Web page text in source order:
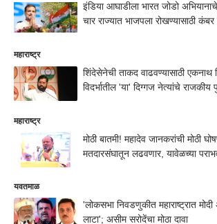
इंडिया आघाडीला भारत जोडो
चार राज्यात भाजपला रोखण्यासाठी
महाराष्ट्र
शिंदेसेनेची ताकद वाढवण्यासाठी एकनाथ
विदर्भातील 'या' दिग्गज नेत्यांचे राजकीय
महाराष्ट्र
मोठी बातमी! महादेव जानकरांची मोठी
मतदारसंघातून लढवणार, यावेळच्या
यवतमाळ
'लोकसभा निवडणुकीत महाराष्ट्रात
लाटा'; असीम सरोदेंचा मोठा दावा